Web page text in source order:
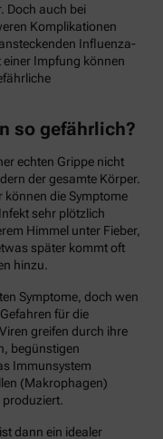
Doch auch bei
Komplikationen
Influenza-
Impfung können
so gefährlich?
echten Grippe nicht
der gesamte Körper.
die Symptome
sehr plötzlich
Himmel unter Fieber,
später kommt oft
hinzu.
Symptome, doch wen
für die
greifen durch ihre
begünstigen
Immunsystem
(Makrophagen)
dann ein idealer